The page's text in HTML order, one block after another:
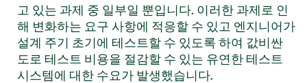
고 있는 과제 중 일부일 뿐입니다. 이러한 과제로 인
해 변화하는 요구 사항에 적응할 수 있고 엔지니어가
설계 주기 초기에 테스트할 수 있도록 하여 값비싼
도로 테스트 비용을 절감할 수 있는 유연한 테스트
시스템에 대한 수요가 발생했습니다.